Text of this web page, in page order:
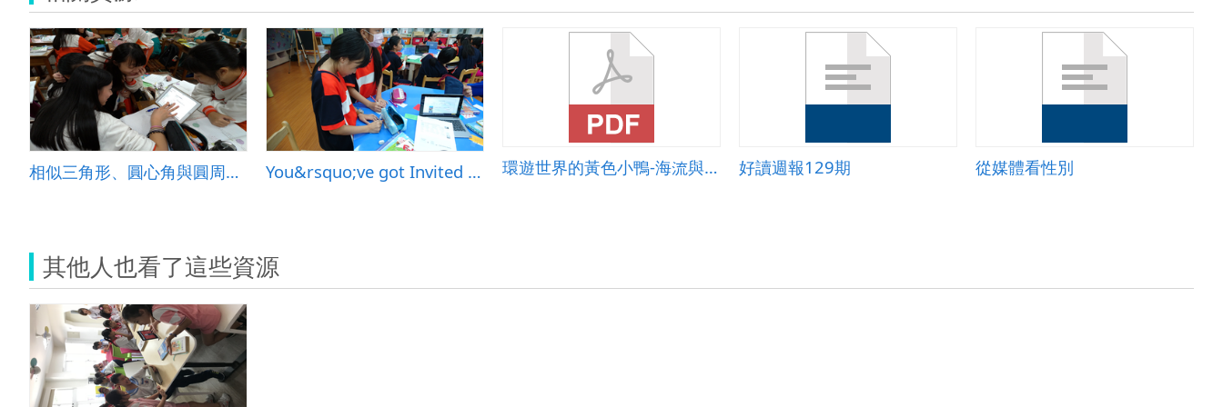
相似三角形、圓心角與圓周角統整與應用 You&rsquo;ve got Invited to a Halloween Party 環遊世界的黃色小鴨-海流與海洋的結構 好讀週報129期 從媒體看性別
其他人也看了這些資源